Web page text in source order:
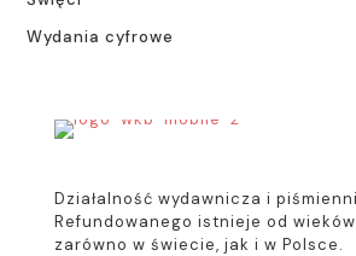
Wydania cyfrowe
Działalność wydawnicza i
Refundowanego istnieje od
zarówno w świecie, jak i w Polsce.